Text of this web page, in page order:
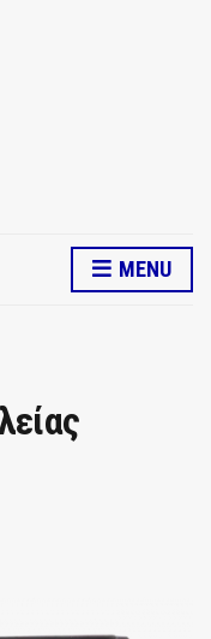
MENU